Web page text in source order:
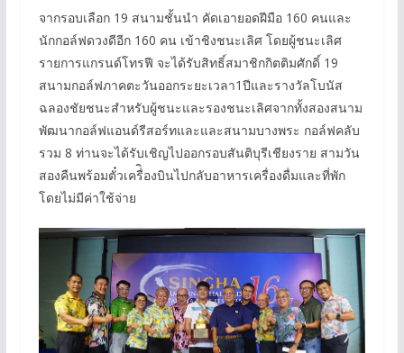
จากรอบเลือก 19 สนามชั้นนำ คัดเอายอดฝีมือ 160 คนและ
นักกอล์ฟดวงดีอีก 160 คน เข้าชิงชนะเลิศ โดยผู้ชนะเลิศ
รายการแกรนด์โทรฟี จะได้รับสิทธิ์สมาชิกกิตติมศักดิ์ 19
สนามกอล์ฟภาคตะวันออกระยะเวลา1ปีและรางวัลโบนัส
ฉลองชัยชนะสำหรับผู้ชนะและรองชนะเลิศจากทั้งสองสนาม
พัฒนากอล์ฟแอนด์รีสอร์ทและและสนามบางพระ กอล์ฟคลับ
รวม 8 ท่านจะได้รับเชิญไปออกรอบสันติบุรีเชียงราย สามวัน
สองคืนพร้อมตั๋วเครื่ิองบินไปกลับอาหารเครื่องดื่มและที่พัก
โดยไม่มีค่าใช้จ่าย